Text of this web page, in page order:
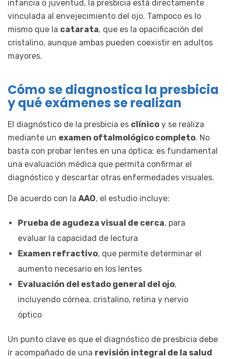
infancia o juventud, la presbicia está directamente
vinculada al envejecimiento del ojo. Tampoco es lo
mismo que la catarata, que es la opacificación del
cristalino, aunque ambas pueden coexistir en adultos
mayores.
Cómo se diagnostica la presbicia
y qué exámenes se realizan
El diagnóstico de la presbicia es clínico y se realiza
mediante un examen oftalmológico completo. No
basta con probar lentes en una óptica; es fundamental
una evaluación médica que permita confirmar el
diagnóstico y descartar otras enfermedades visuales.
De acuerdo con la AAO, el estudio incluye:
Prueba de agudeza visual de cerca, para
evaluar la capacidad de lectura
Examen refractivo, que permite determinar el
aumento necesario en los lentes
Evaluación del estado general del ojo,
incluyendo córnea, cristalino, retina y nervio
óptico
Un punto clave es que el diagnóstico de presbicia debe
ir acompañado de una revisión integral de la salud